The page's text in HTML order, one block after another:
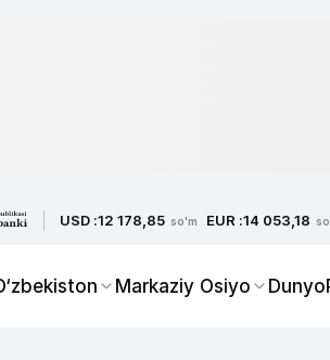
USD :12 178,85 so'm EUR :14 053,18
Markaziy Osiyo Dunyo